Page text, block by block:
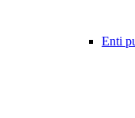
Enti